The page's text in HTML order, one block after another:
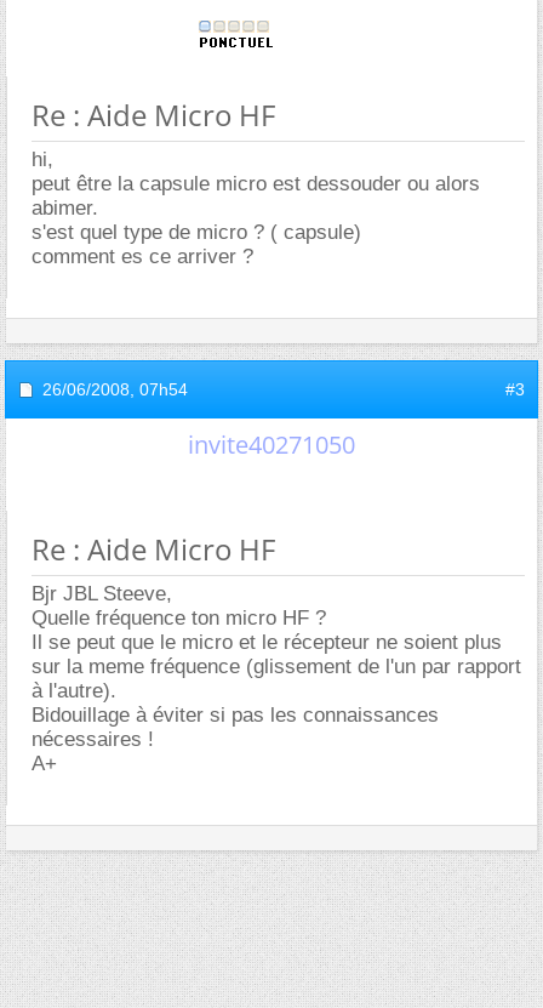
Re : Aide Micro HF
hi,
peut être la capsule micro est dessouder ou alors
abimer.
s'est quel type de micro ? ( capsule)
comment es ce arriver ?
26/06/2008, 07h54 #3
invite40271050
Re : Aide Micro HF
Bjr JBL Steeve,
Quelle fréquence ton micro HF ?
Il se peut que le micro et le récepteur ne soient plus
sur la meme fréquence (glissement de l'un par rapport
à l'autre).
Bidouillage à éviter si pas les connaissances
nécessaires !
A+